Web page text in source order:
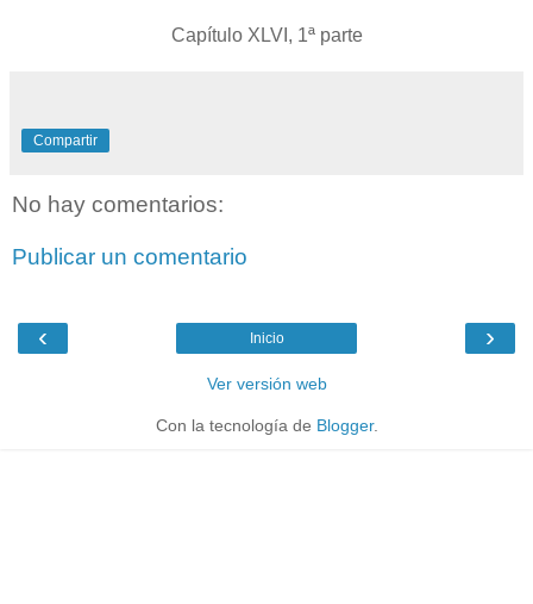
Capítulo XLVI, 1ª parte
Compartir
No hay comentarios:
Publicar un comentario
‹ ›
Inicio
Ver versión web
Con la tecnología de Blogger.